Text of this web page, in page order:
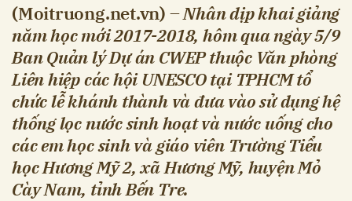
(Moitruong.net.vn) –Nhân dịp khai giảng
năm học mới 2017-2018, hôm qua ngày 5/9
Ban Quản lý Dự án CWEP thuộc Văn phòng
Liên hiệp các hội UNESCO tại TPHCM tổ
chức lễ khánh thành và đưa vào sử dụng hệ
thống lọc nước sinh hoạt và nước uống cho
các em học sinh và giáo viên Trường Tiểu
học Hương Mỹ 2, xã Hương Mỹ, huyện Mỏ
Cày Nam, tỉnh Bến Tre.